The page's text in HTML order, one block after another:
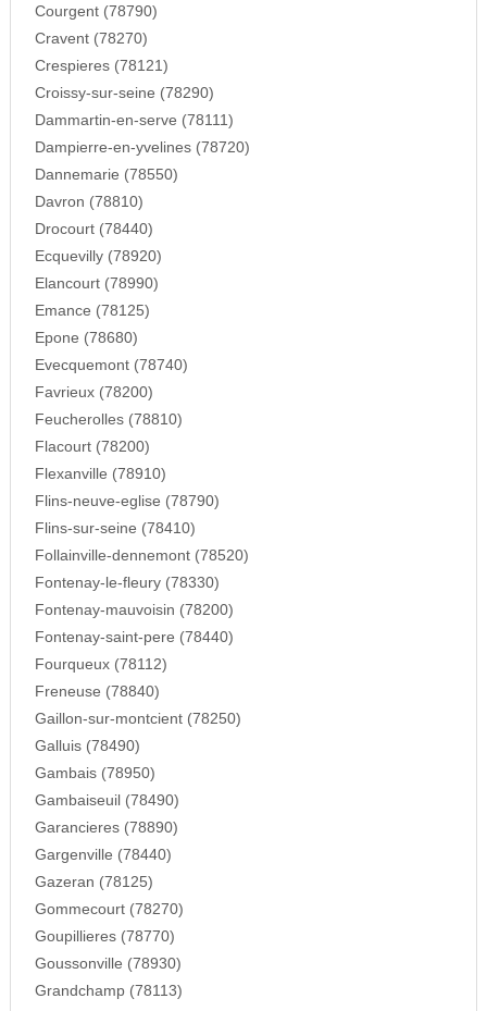
Courgent (78790)
Cravent (78270)
Crespieres (78121)
Croissy-sur-seine (78290)
Dammartin-en-serve (78111)
Dampierre-en-yvelines (78720)
Dannemarie (78550)
Davron (78810)
Drocourt (78440)
Ecquevilly (78920)
Elancourt (78990)
Emance (78125)
Epone (78680)
Evecquemont (78740)
Favrieux (78200)
Feucherolles (78810)
Flacourt (78200)
Flexanville (78910)
Flins-neuve-eglise (78790)
Flins-sur-seine (78410)
Follainville-dennemont (78520)
Fontenay-le-fleury (78330)
Fontenay-mauvoisin (78200)
Fontenay-saint-pere (78440)
Fourqueux (78112)
Freneuse (78840)
Gaillon-sur-montcient (78250)
Galluis (78490)
Gambais (78950)
Gambaiseuil (78490)
Garancieres (78890)
Gargenville (78440)
Gazeran (78125)
Gommecourt (78270)
Goupillieres (78770)
Goussonville (78930)
Grandchamp (78113)